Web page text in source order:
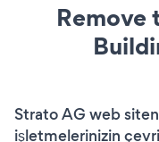
Remove
Strato AG web
işletmelerinizin